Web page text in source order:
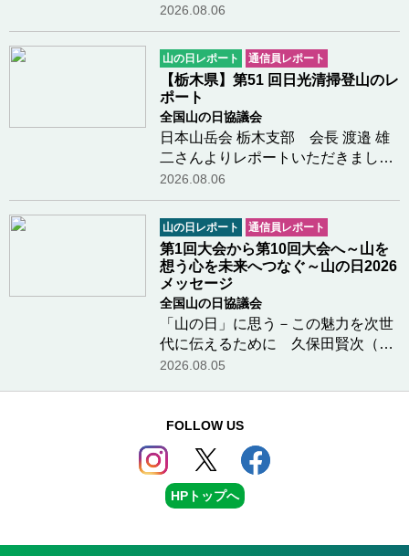
頂についたときがすごく嬉しかった
し景色もきれいで感動した。仙丈小
屋で景色を見ながらコーヒーをみん
なで飲んだのが楽しかった。下山し
ているとき少し…つづきを読む
2026.08.06
山の日レポート 通信員レポート
【栃木県】第51 回日光清掃登山のレ
ポート
全国山の日協議会
日本山岳会 栃木支部 会長 渡邉 雄
二さんよりレポートいただきました
第51 回「日光清掃登山」を、県山
岳・スポーツクライミング連盟が主
催し、日光・那須山岳ガイド協会等
の各団体、国・県・市の関係団体、
一般登山者が参…つづきを読む
2026.08.06
山の日レポート 通信員レポート
第1回大会から第10回大会へ～山を
想う心を未来へつなぐ～山の日2026
メッセージ
全国山の日協議会
「山の日」に思う－この魅力を次世
代に伝えるために 久保田賢次（元
『山と溪谷』編集長、広報・デジタ
学生に伝えるには登山の出版社に長
く勤めていたこ…つづきを読む
2026.08.05
FOLLOW US
HPトップへ